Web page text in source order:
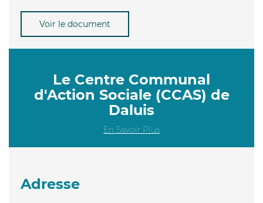
Voir le document
Le Centre Communal
d'Action Sociale (CCAS) de
Daluis
En Savoir Plus
Adresse